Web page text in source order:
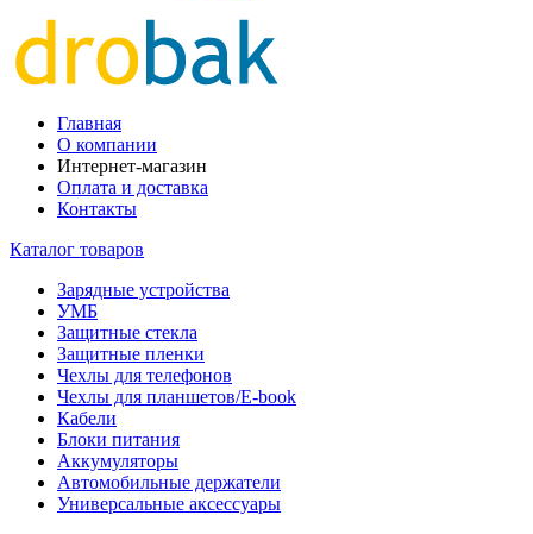
Главная
О компании
Интернет-магазин
Оплата и доставка
Контакты
Каталог товаров
Зарядные устройства
УМБ
Защитные стекла
Защитные пленки
Чехлы для телефонов
Чехлы для планшетов/E-book
Кабели
Блоки питания
Аккумуляторы
Автомобильные держатели
Универсальные аксессуары